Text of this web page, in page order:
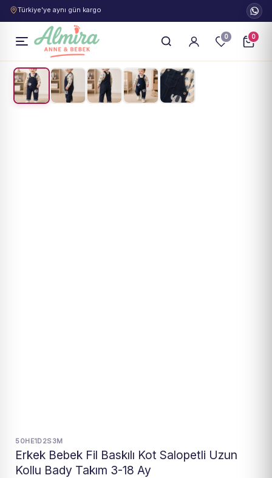
Türkiye'ye aynı gün kargo
0 0
1/5
50HE1D2S3M
Erkek Bebek Fil Baskılı Kot Salopetli Uzun
Kollu Bady Takım 3-18 Ay